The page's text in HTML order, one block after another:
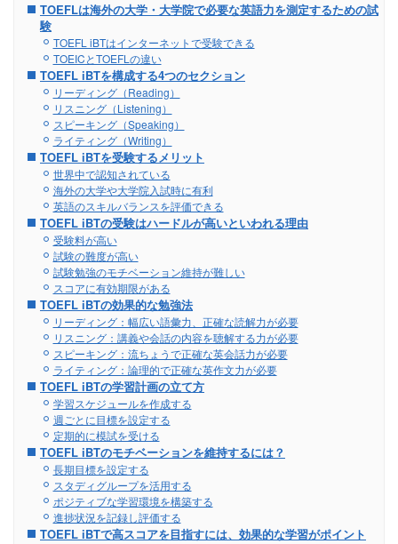
TOEFLは海外の大学・大学院で必要な英語力を測定するための試
験
TOEFL iBTはインターネットで受験できる
TOEICとTOEFLの違い
TOEFL iBTを構成する4つのセクション
リーディング（Reading）
リスニング（Listening）
スピーキング（Speaking）
ライティング（Writing）
TOEFL iBTを受験するメリット
世界中で認知されている
海外の大学や大学院入試時に有利
英語のスキルバランスを評価できる
TOEFL iBTの受験はハードルが高いといわれる理由
受験料が高い
試験の難度が高い
試験勉強のモチベーション維持が難しい
スコアに有効期限がある
TOEFL iBTの効果的な勉強法
リーディング：幅広い語彙力、正確な読解力が必要
リスニング：講義や会話の内容を聴解する力が必要
スピーキング：流ちょうで正確な英会話力が必要
ライティング：論理的で正確な英作文力が必要
TOEFL iBTの学習計画の立て方
学習スケジュールを作成する
週ごとに目標を設定する
定期的に模試を受ける
TOEFL iBTのモチベーションを維持するには？
長期目標を設定する
スタディグループを活用する
ポジティブな学習環境を構築する
進捗状況を記録し評価する
TOEFL iBTで高スコアを目指すには、効果的な学習がポイント